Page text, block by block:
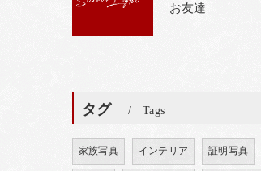
お友達
タグ Tags
家族写真 インテリア 証明写真